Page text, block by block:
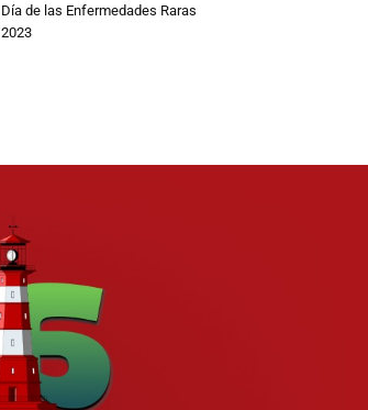
Día de las Enfermedades Raras
2023